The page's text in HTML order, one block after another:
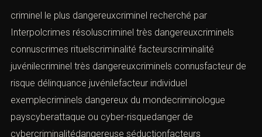
criminel le plus dangereuxcriminel recherché par
Interpolcrimes résoluscriminel très dangereuxcriminels
connuscrimes rituelscriminalité facteurscriminalité
juvénilecriminel très dangereuxcriminels connusfacteur de
risque délinquance juvénilefacteur individuel
exemplecriminels dangereux du mondecriminologue
payscyberattaque ou cyber-risquedanger de
cybercriminalitédangereuse séductionfacteurs